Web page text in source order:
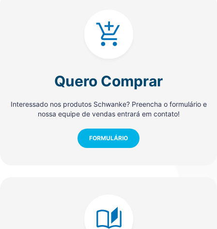
Quero Comprar
Interessado nos produtos Schwanke? Preencha o formulário e
nossa equipe de vendas entrará em contato!
FORMULÁRIO